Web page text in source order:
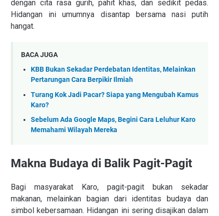
dengan cita rasa gurih, pahit khas, dan sedikit pedas.
Hidangan ini umumnya disantap bersama nasi putih
hangat.
BACA JUGA
KBB Bukan Sekadar Perdebatan Identitas, Melainkan
Pertarungan Cara Berpikir Ilmiah
Turang Kok Jadi Pacar? Siapa yang Mengubah Kamus
Karo?
Sebelum Ada Google Maps, Begini Cara Leluhur Karo
Memahami Wilayah Mereka
Makna Budaya di Balik Pagit-Pagit
Bagi masyarakat Karo, pagit-pagit bukan sekadar
makanan, melainkan bagian dari identitas budaya dan
simbol kebersamaan. Hidangan ini sering disajikan dalam